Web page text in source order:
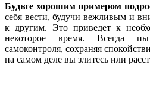
Будьте хорошим примером
себя вести, будучи вежливым и
к другим. Это приведет к
некоторое время. Всегда
самоконтроля, сохраняя
на самом деле вы злитесь или